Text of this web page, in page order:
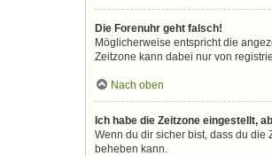
Die Forenuhr geht falsch!
Möglicherweise entspricht die
Zeitzone kann dabei nur von
Nach oben
Ich habe die Zeitzone eingestellt,
Wenn du dir sicher bist, dass du die
beheben kann.